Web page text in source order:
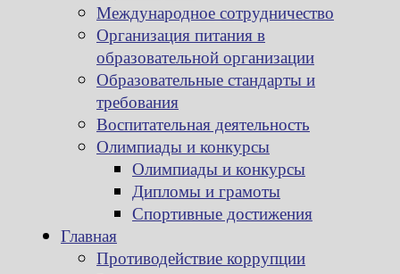
Международное сотрудничество
Организация питания в
образовательной организации
Образовательные стандарты и
требования
Воспитательная деятельность
Олимпиады и конкурсы
Олимпиады и конкурсы
Дипломы и грамоты
Спортивные достижения
Главная
Противодействие коррупции